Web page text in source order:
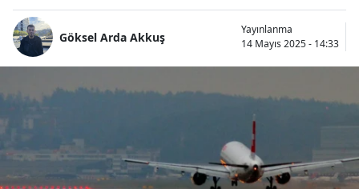
Göksel Arda Akkuş
Yayınlanma
14 Mayıs 2025 - 14:33